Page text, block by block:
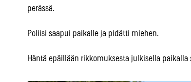
perässä.
Poliisi saapui paikalle ja pidätti miehen.
Häntä epäillään rikkomuksesta julkisella paikalla